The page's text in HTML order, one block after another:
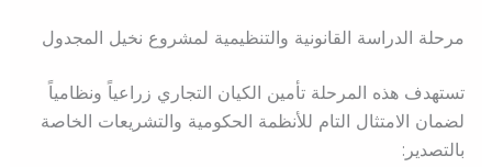
مرحلة الدراسة القانونية والتنظيمية لمشروع نخيل المجدول
تستهدف هذه المرحلة تأمين الكيان التجاري زراعياً ونظامياً
لضمان الامتثال التام للأنظمة الحكومية والتشريعات الخاصة
بالتصدير: